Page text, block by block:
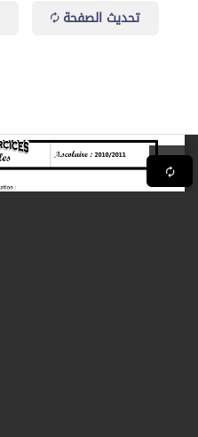
تحديث الصفحة